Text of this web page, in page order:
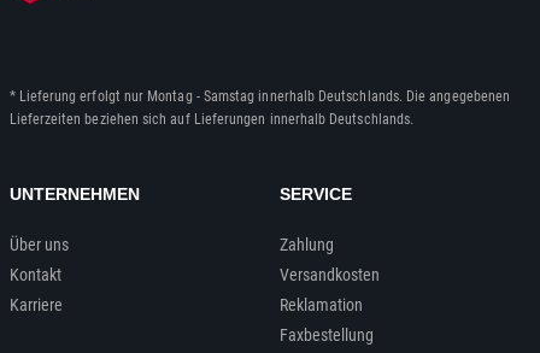
* Lieferung erfolgt nur Montag - Samstag innerhalb Deutschlands. Die angegebenen
Lieferzeiten beziehen sich auf Lieferungen innerhalb Deutschlands.
UNTERNEHMEN
Über uns
Kontakt
Karriere
SERVICE
Zahlung
Versandkosten
Reklamation
Faxbestellung